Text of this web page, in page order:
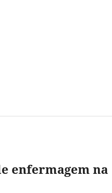
enfermagem na